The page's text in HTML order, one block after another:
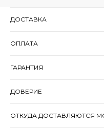
ДОСТАВКА
ОПЛАТА
ГАРАНТИЯ
ДОВЕРИЕ
ОТКУДА ДОСТАВЛЯЮТСЯ